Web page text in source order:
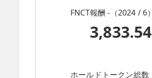
FNCT報酬 -（2024 / 6）
3,833.54
ホールドトークン総数